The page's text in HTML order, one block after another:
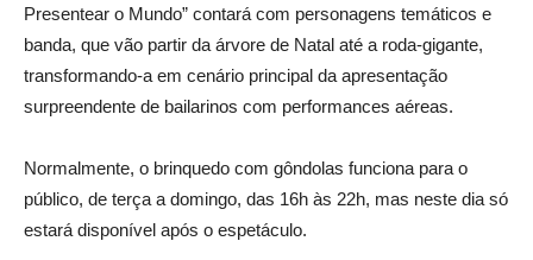
Presentear o Mundo” contará com personagens temáticos e
banda, que vão partir da árvore de Natal até a roda-gigante,
transformando-a em cenário principal da apresentação
surpreendente de bailarinos com performances aéreas.
Normalmente, o brinquedo com gôndolas funciona para o
público, de terça a domingo, das 16h às 22h, mas neste dia só
estará disponível após o espetáculo.